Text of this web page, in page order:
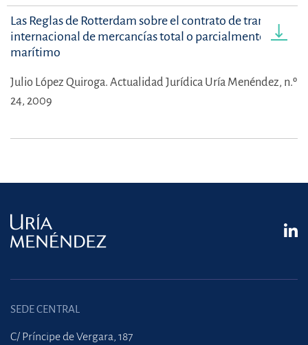
Las Reglas de Rotterdam sobre el contrato de transporte
internacional de mercancías total o parcialmente
marítimo
Julio López Quiroga. Actualidad Jurídica Uría Menéndez, n.º
24, 2009
SEDE CENTRAL
C/ Príncipe de Vergara, 187